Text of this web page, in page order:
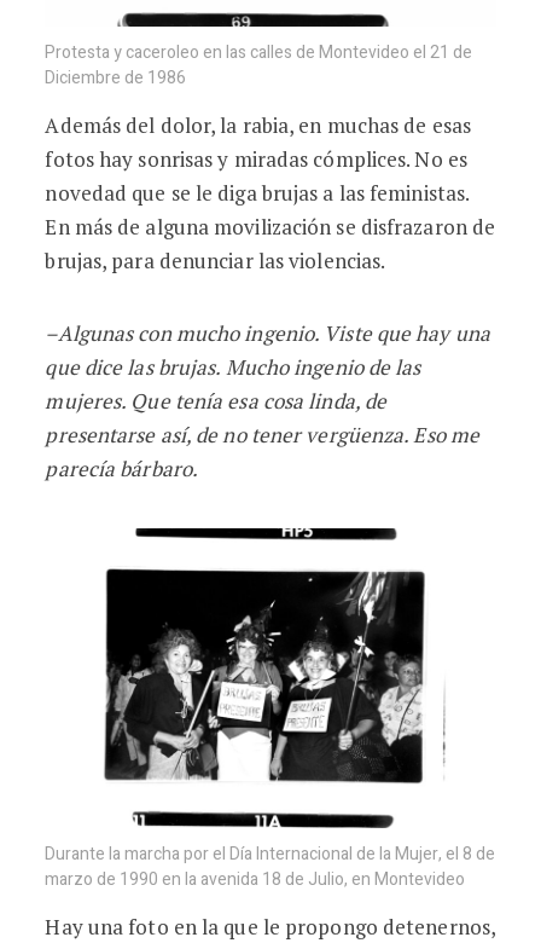
Protesta y caceroleo en las calles de Montevideo el 21 de
Diciembre de 1986
Además del dolor, la rabia, en muchas de esas
fotos hay sonrisas y miradas cómplices. No es
novedad que se le diga brujas a las feministas.
En más de alguna movilización se disfrazaron de
brujas, para denunciar las violencias.
–Algunas con mucho ingenio. Viste que hay una
que dice las brujas. Mucho ingenio de las
mujeres. Que tenía esa cosa linda, de
presentarse así, de no tener vergüenza. Eso me
parecía bárbaro.
Durante la marcha por el Dí­a Internacional de la Mujer, el 8 de
marzo de 1990 en la avenida 18 de Julio, en Montevideo
Hay una foto en la que le propongo detenernos,